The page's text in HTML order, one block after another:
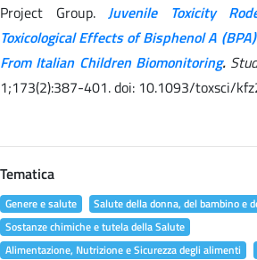
Project Group.Juvenile Toxicity
Toxicological Effects of Bisphenol A
From Italian Children Biomonitoring.
1;173(2):387-401. doi: 10.1093/toxsci/
Tematica
Genere e salute
Salute della donna, del bambino e
Sostanze chimiche e tutela della Salute
Alimentazione, Nutrizione e Sicurezza degli alimenti